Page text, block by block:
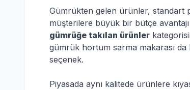
Gümrükten gelen ürünler, standart
müşterilere büyük bir bütçe
gümrüğe takılan ürünler
gümrük hortum sarma makarası
seçenek.
Piyasada aynı kalitede ürünlere